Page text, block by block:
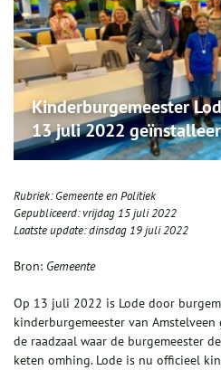
Kinderburgemeester
13 juli 2022
Rubriek:Gemeente en Politiek
Gepubliceerd:vrijdag 15 juli 2022
Laatste update:dinsdag 19 juli 2022
Bron: Gemeente
Op 13 juli 2022 is Lode door
kinderburgemeester van
de raadzaal waar de burgemeester
keten omhing. Lode is nu officieel